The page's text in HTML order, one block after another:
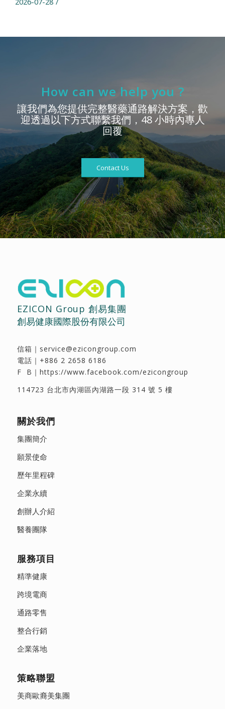
2026-07-28 /
How can we help you ?
讓我們為您提供完整醫藥通路解決方案，歡
迎透過以下方式聯繫我們，48 小時內專人
回覆
Contact Us
EZICON Group 創易集團
創易健康國際股份有限公司
信箱｜ service@ezicongroup.com
電話｜ +886 2 2658 6186
F B｜ https://www.facebook.com/ezicongroup
114723 台北市內湖區內湖路一段 314 號 5 樓
關於我們
集團簡介
願景使命
歷年里程碑
企業永續
創辦人介紹
醫養團隊
服務項目
精準健康
跨境電商
通路零售
整合行銷
企業落地
策略聯盟
美商歐裔美集團